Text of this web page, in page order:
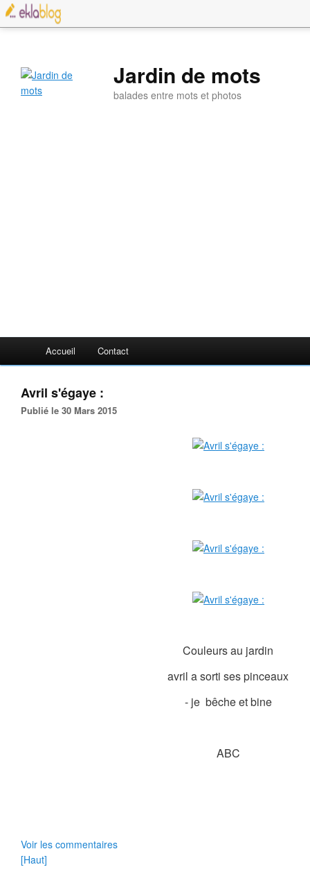
Jardin de mots
balades entre mots et photos
Accueil Contact
Avril s'égaye :
Publié le 30 Mars 2015
Couleurs au jardin
avril a sorti ses pinceaux
- je bêche et bine
ABC
Voir les commentaires
[Haut]